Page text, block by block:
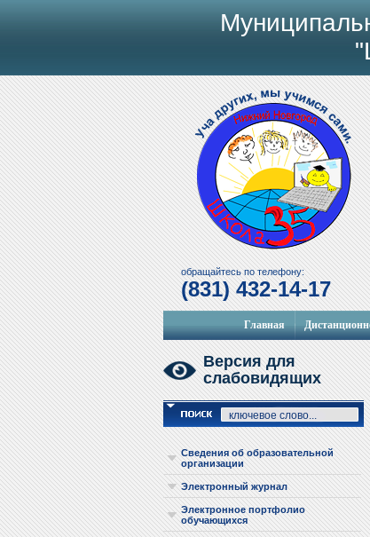
обращайтесь по телефону:
(831) 432-14-17
Главная
Версия для
слабовидящих
Сведения об образовательной
организации
Электронный журнал
Электронное портфолио
обучающихся